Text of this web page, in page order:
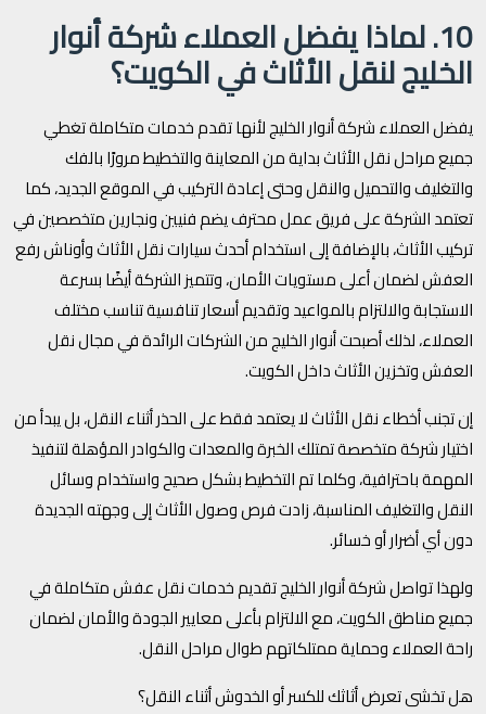
10. لماذا يفضل العملاء شركة أنوار
الخليج لنقل الأثاث في الكويت؟
يفضل العملاء شركة أنوار الخليج لأنها تقدم خدمات متكاملة تغطي
جميع مراحل نقل الأثاث بداية من المعاينة والتخطيط مرورًا بالفك
والتغليف والتحميل والنقل وحتى إعادة التركيب في الموقع الجديد، كما
تعتمد الشركة على فريق عمل محترف يضم فنيين ونجارين متخصصين في
تركيب الأثاث، بالإضافة إلى استخدام أحدث سيارات نقل الأثاث وأوناش رفع
العفش لضمان أعلى مستويات الأمان، وتتميز الشركة أيضًا بسرعة
الاستجابة والالتزام بالمواعيد وتقديم أسعار تنافسية تناسب مختلف
العملاء، لذلك أصبحت أنوار الخليج من الشركات الرائدة في مجال نقل
العفش وتخزين الأثاث داخل الكويت.
إن تجنب أخطاء نقل الأثاث لا يعتمد فقط على الحذر أثناء النقل، بل يبدأ من
اختيار شركة متخصصة تمتلك الخبرة والمعدات والكوادر المؤهلة لتنفيذ
المهمة باحترافية، وكلما تم التخطيط بشكل صحيح واستخدام وسائل
النقل والتغليف المناسبة، زادت فرص وصول الأثاث إلى وجهته الجديدة
دون أي أضرار أو خسائر.
ولهذا تواصل شركة أنوار الخليج تقديم خدمات نقل عفش متكاملة في
جميع مناطق الكويت، مع الالتزام بأعلى معايير الجودة والأمان لضمان
راحة العملاء وحماية ممتلكاتهم طوال مراحل النقل.
هل تخشى تعرض أثاثك للكسر أو الخدوش أثناء النقل؟